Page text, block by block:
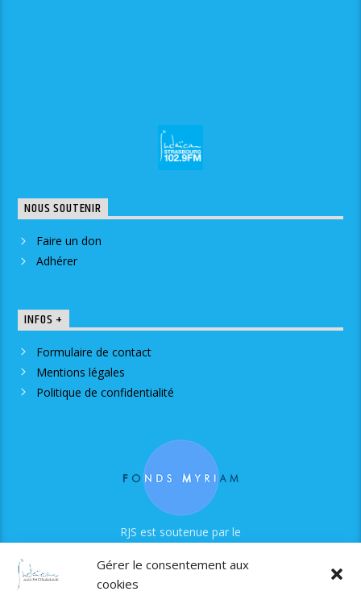
Gérer le consentement aux
cookies
NOUS SOUTENIR
Faire un don
Adhérer
INFOS +
Formulaire de contact
Mentions légales
Politique de confidentialité
RJS est soutenue par le